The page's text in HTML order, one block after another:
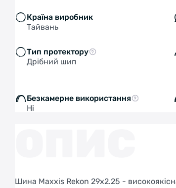
Країна виробник
Тайвань
Тип протектору
Дрібний шип
Безкамерне використання
Ні
Шина Maxxis Rekon 29x2.25 -